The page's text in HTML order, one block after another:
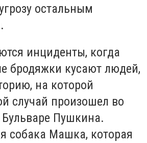
остальным
инциденты, когда
бродяжки кусают людей,
на которой
случай произошел во
Пушкина.
собака Машка, которая